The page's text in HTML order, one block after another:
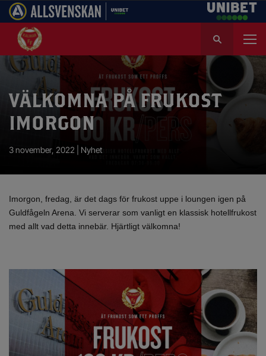
k
t
VÄLKOMNA PÅ FRUKOST
IMORGON
3 november, 2022 | Nyhet
Imorgon, fredag, är det dags för frukost uppe i loungen igen på
Guldfågeln Arena. Vi serverar som vanligt en klassisk hotellfrukost
med allt vad detta innebär. Hjärtligt välkomna!